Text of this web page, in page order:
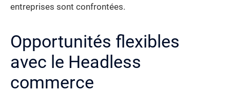
entreprises sont confrontées.
Opportunités flexibles
avec le Headless
commerce